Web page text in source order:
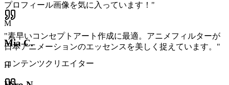
プロフィール画像を気に入っています！ "
M
Mia C.
コンテンツクリエイター
"素早いコンセプトアート作成に最適。アニメフィルターが
日本アニメーションのエッセンスを美しく捉えています。 "
H